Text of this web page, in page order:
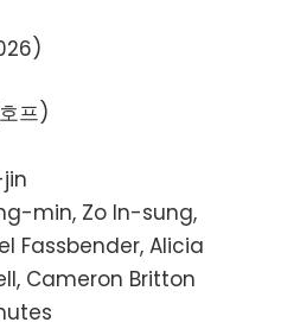
프)
min, Zo In-sung,
Fassbender, Alicia
Cameron Britton